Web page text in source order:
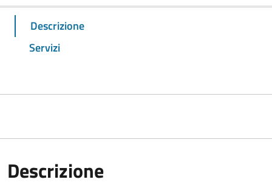
Descrizione
Servizi
Descrizione